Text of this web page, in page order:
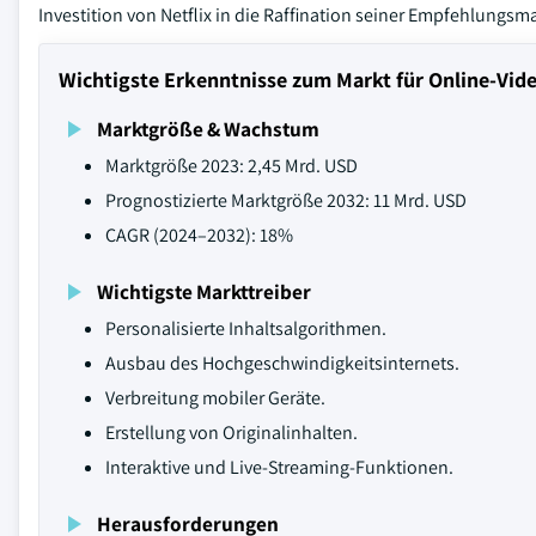
Investition von Netflix in die Raffination seiner
Wichtigste Erkenntnisse zum Markt für Online-
Marktgröße & Wachstum
Marktgröße 2023: 2,45 Mrd. USD
Prognostizierte Marktgröße 2032: 11 Mrd. USD
CAGR (2024–2032): 18%
Wichtigste Markttreiber
Personalisierte Inhaltsalgorithmen.
Ausbau des Hochgeschwindigkeitsinternets.
Verbreitung mobiler Geräte.
Erstellung von Originalinhalten.
Interaktive und Live-Streaming-Funktionen.
Herausforderungen